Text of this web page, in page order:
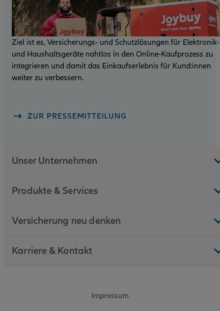
Ziel ist es, Versicherungs- und Schutzlösungen für Elektronik-
und Haushaltsgeräte nahtlos in den Online-Kaufprozess zu
integrieren und damit das Einkaufserlebnis für Kund:innen
weiter zu verbessern.
ZUR PRESSEMITTEILUNG
Unser Unternehmen
Produkte & Services
Versicherung neu denken
Karriere & Kontakt
Impressum